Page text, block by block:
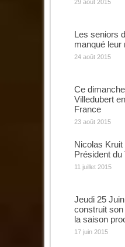
29 août 2015
Les seniors
manqué leur
24 août 2015
Ce
Villedubert
France
23 août 2015
Nicolas Kruit
Président du
11 juillet 2015
Jeudi 25
construit
la saison
17 juin 2015